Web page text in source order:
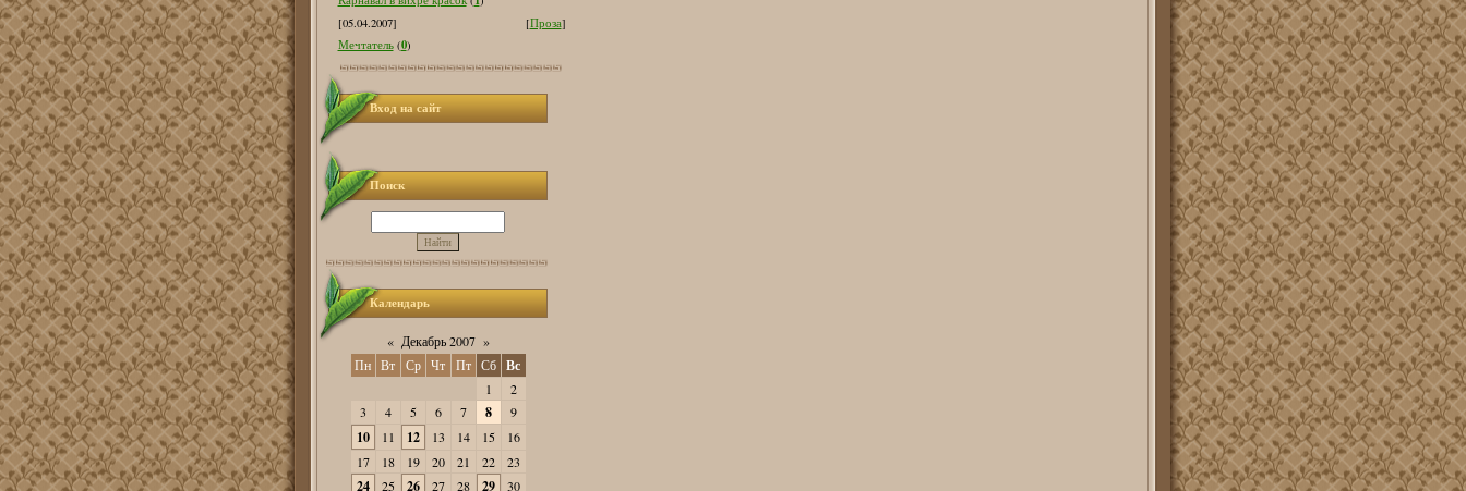
[05.04.2007]
[Проза]
Мечтатель (0)
Вход на сайт
Поиск
Календарь
« Декабрь 2007 »
Пн Вт Ср Чт Пт Сб Вс
1
2
3
4 5 6 7 8 9
10 11 12 13 14 15
16
17
18 19 20 21 22 23
24 25 26 27 28 29
30